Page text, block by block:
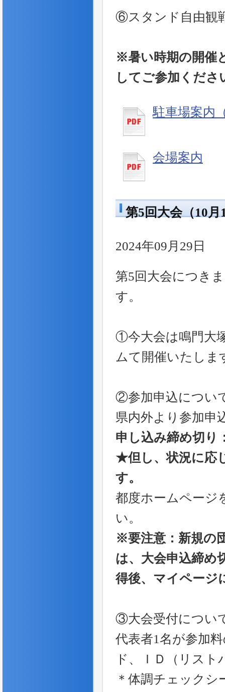
⑥スタンド自由観
※暑い時期の開催
してご参加くださ
駐車場案内
会場案内
第5回大会（10
2024年09月29日
第5回大会につき
す。
①今大会は鳴門大
ムて開催いたしま
②参加申込につい
県内外より参加申
申し込み締め切り
★但し、状況に応
す。
都度ホームページ
い。
※要注意：新規の
は、大会申込締め
得後、マイページ
③大会受付につい
代表者1名が参加
ド、ＩＤ（リス
＊体調チェック